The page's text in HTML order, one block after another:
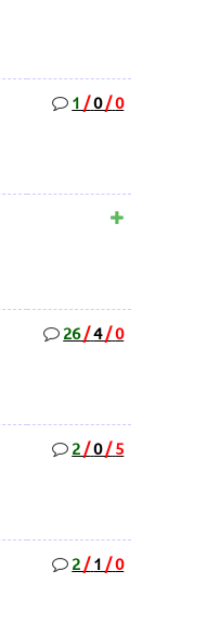
1 /0/0
26/4/0
2 /0/ 5
2 / 1 /0